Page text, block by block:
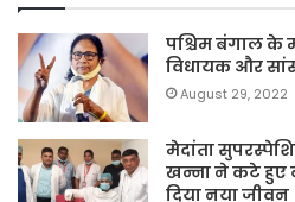
पश्चिम बंगाल के
विधायक और
August 29, 2022
मेदांता
खन्ना ने कटे हुए
दिया नया जीवन